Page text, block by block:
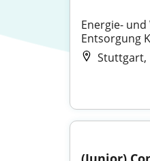
Energie-
Entsorgung
Stuttgart,